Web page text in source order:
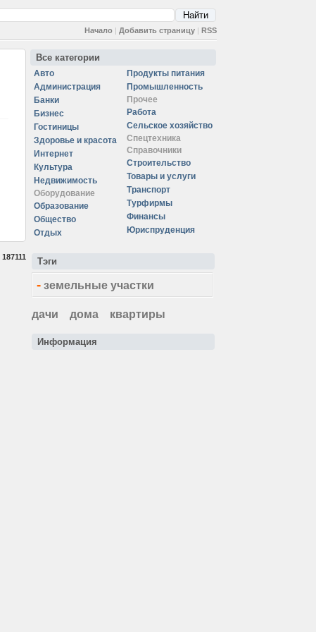
Начало | Добавить страницу | RSS
187111
Все категории
Авто
Администрация
Банки
Бизнес
Гостиницы
Здоровье и красота
Интернет
Культура
Недвижимость
Оборудование
Образование
Общество
Отдых
Продукты питания
Промышленность
Прочее
Работа
Сельское хозяйство
Спецтехника
Справочники
Строительство
Товары и услуги
Транспорт
Турфирмы
Финансы
Юриспруденция
Тэги
- земельные участки
дачи дома квартиры
Информация